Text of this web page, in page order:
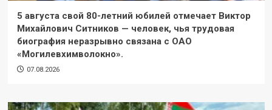
5 августа свой 80-летний юбилей отмечает Виктор
Михайлович Ситников — человек, чья трудовая
биография неразрывно связана с ОАО
«Могилевхимволокно».
07.08.2026